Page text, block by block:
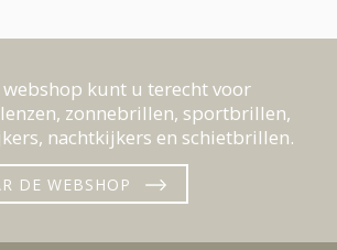
webshop kunt u terecht voor
zonnebrillen, sportbrillen,
nachtkijkers en schietbrillen.
DE WEBSHOP